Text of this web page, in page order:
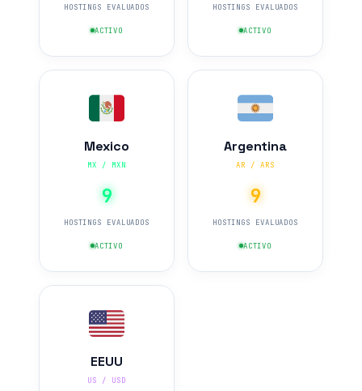
HOSTINGS EVALUADOS
ACTIVO
HOSTINGS EVALUADOS
ACTIVO
Mexico
MX / MXN
9
HOSTINGS EVALUADOS
ACTIVO
Argentina
AR / ARS
9
HOSTINGS EVALUADOS
ACTIVO
EEUU
US / USD